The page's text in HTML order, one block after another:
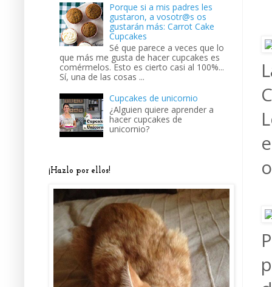
Porque si a mis padres les
gustaron, a vosotr@s os
gustarán más: Carrot Cake
Cupcakes
Sé que parece a veces que lo
que más me gusta de hacer cupcakes es
comérmelos. Esto es cierto casi al 100%...
Sí, una de las cosas ...
Cupcakes de unicornio
¿Alguien quiere aprender a
hacer cupcakes de
unicornio?
¡Hazlo por ellos!